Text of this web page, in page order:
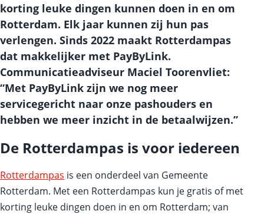
korting leuke dingen kunnen doen in en om
Rotterdam. Elk jaar kunnen zij hun pas
verlengen. Sinds 2022 maakt Rotterdampas
dat makkelijker met PayByLink.
Communicatieadviseur Maciel Toorenvliet:
“Met PayByLink zijn we nog meer
servicegericht naar onze pashouders en
hebben we meer inzicht in de betaalwijzen.”
De Rotterdampas is voor iedereen
Rotterdampas is een onderdeel van Gemeente
Rotterdam. Met een Rotterdampas kun je gratis of met
korting leuke dingen doen in en om Rotterdam; van